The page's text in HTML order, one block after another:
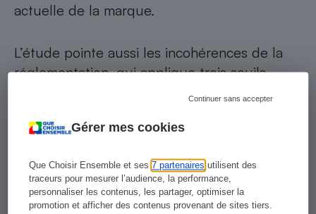
Gérer mes cookies
Que Choisir Ensemble et ses7 partenaires utilisent des
traceurs pour mesurer l’audience, la performance,
personnaliser les contenus, les partager, optimiser la
promotion et afficher des contenus provenant de sites tiers.
Continuer sans accepter
actuelle de la marque.
L’étude pointe aussi les incohérences de la
réglementation, qui applique trois seuils
différents selon les poissons. De plus, ces
pour le thon en conserve, cuit et déshydraté,
concentration en mercure. D’après les deux
associations, en tenant compte de cette
transformation,le mercure serait deux à